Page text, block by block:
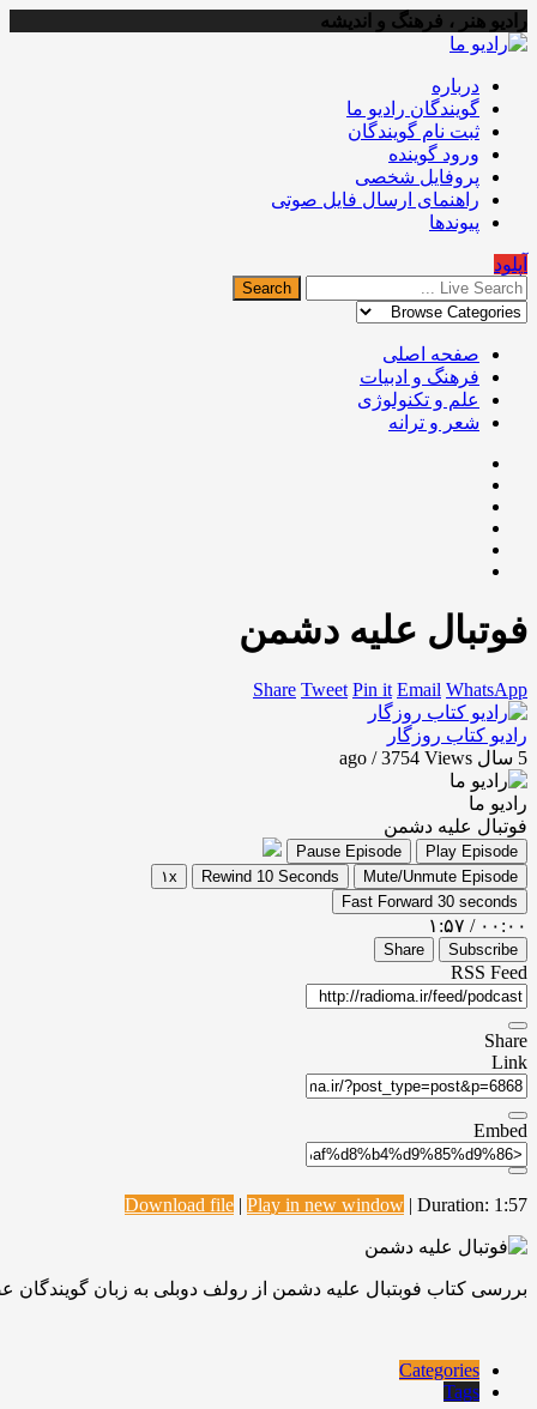
رادیو هنر ، فرهنگ و اندیشه
درباره
گویندگان رادیو ما
ثبت نام گویندگان
ورود گوینده
پروفایل شخصی
راهنمای ارسال فایل صوتی
پیوندها
آپلود
صفحه اصلی
فرهنگ و ادبیات
علم و تکنولوژی
شعر و ترانه
فوتبال علیه دشمن
Share Tweet Pin it Email WhatsApp
رادیو کتاب روزگار
5 سال ago / 3754
Views
رادیو ما
فوتبال علیه دشمن
Play Episode
Pause Episode
Mute/Unmute Episode
Rewind 10 Seconds
۱x
Fast Forward 30 seconds
۰۰:۰۰ / ۱:۵۷
Subscribe
Share
RSS Feed
Share
Link
Embed
Download file | Play in new window | Duration: 1:57
بررسی کتاب فوبتبال علیه دشمن از رولف دوبلی به زبان گویندگان
Categories
Tags